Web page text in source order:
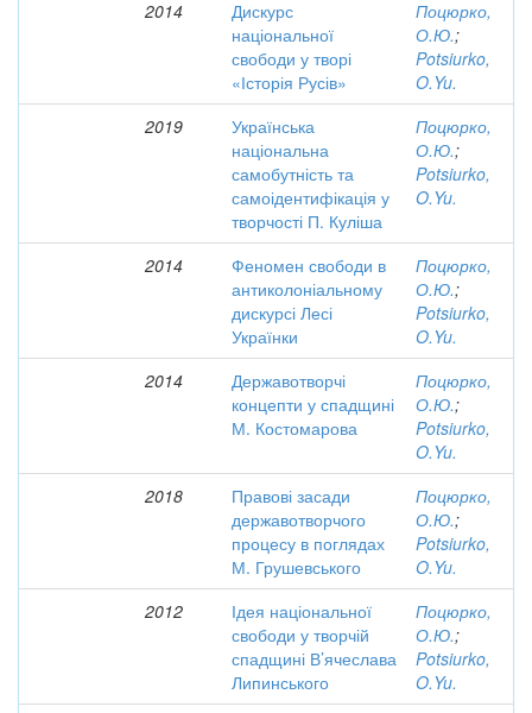
2014
Дискурс
національної
свободи у творі
«Історія Русів»
Поцюрко,
О.Ю.;
Potsiurko,
O.Yu.
2019
Українська
національна
самобутність та
самоідентифікація у
творчості П. Куліша
Поцюрко,
О.Ю.;
Potsiurko,
O.Yu.
2014
Феномен свободи в
антиколоніальному
дискурсі Лесі
Українки
Поцюрко,
О.Ю.;
Potsiurko,
O.Yu.
2014
Державотворчі
концепти у спадщині
М. Костомарова
Поцюрко,
О.Ю.;
Potsiurko,
O.Yu.
2018
Правові засади
державотворчого
процесу в поглядах
М. Грушевського
Поцюрко,
О.Ю.;
Potsiurko,
O.Yu.
2012
Ідея національної
свободи у творчій
спадщині В’ячеслава
Липинського
Поцюрко,
О.Ю.;
Potsiurko,
O.Yu.